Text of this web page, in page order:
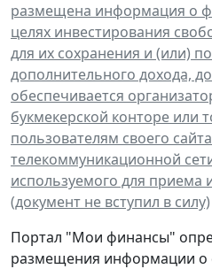
размещена информация о
целях инвестирования
для их сохранения и (или)
дополнительного дохода,
обеспечивается
букмекерской конторе или
пользователям своего
телекоммуникационной
используемого для приема
(документ не вступил в силу)
Портал "Мои финансы"
размещения информации о